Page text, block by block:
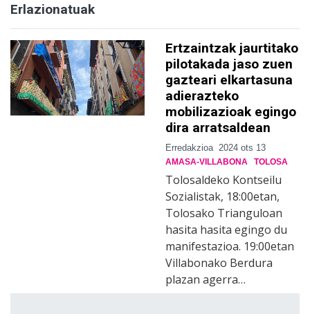
Erlazionatuak
Ertzaintzak jaurtitako
pilotakada jaso zuen
gazteari elkartasuna
adierazteko
mobilizazioak egingo
dira arratsaldean
Erredakzioa 2024 ots 13
AMASA-VILLABONA TOLOSA
Tolosaldeko Kontseilu
Sozialistak, 18:00etan,
Tolosako Trianguloan
hasita hasita egingo du
manifestazioa. 19:00etan
Villabonako Berdura
plazan agerra…